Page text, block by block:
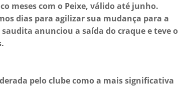
meses com o Peixe, válido até junho.
dias para agilizar sua mudança para a
anunciou a saída do craque e teve o
pelo clube como a mais significativa